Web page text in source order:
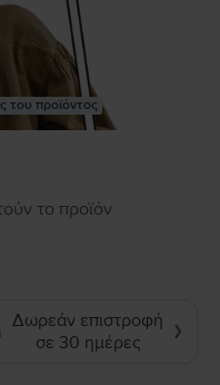
του προϊόντος
το προϊόν
Δωρεάν επιστροφή
σε 30 ημέρες
❯